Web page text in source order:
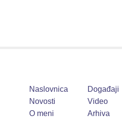
Naslovnica
Novosti
O meni
Događaji
Video
Arhiva